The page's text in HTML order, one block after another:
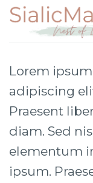
Skip
to
content
Lorem
adipiscing
Praesent
diam. Sed
elementum
ipsum.